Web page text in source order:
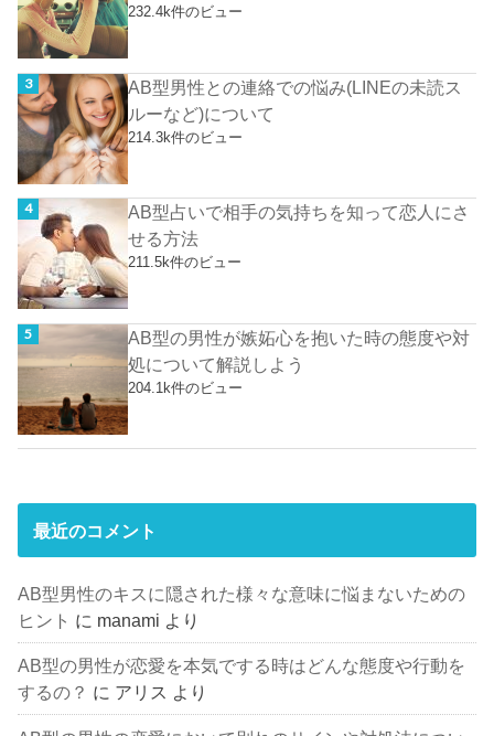
232.4k件のビュー
AB型男性との連絡での悩み(LINEの未読ス
ルーなど)について
214.3k件のビュー
AB型占いで相手の気持ちを知って恋人にさ
せる方法
211.5k件のビュー
AB型の男性が嫉妬心を抱いた時の態度や対
処について解説しよう
204.1k件のビュー
最近のコメント
AB型男性のキスに隠された様々な意味に悩まないための
ヒント に manami より
AB型の男性が恋愛を本気でする時はどんな態度や行動を
するの？ に アリス より